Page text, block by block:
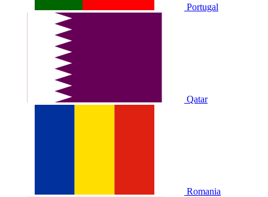
Portugal
Qatar
Romania